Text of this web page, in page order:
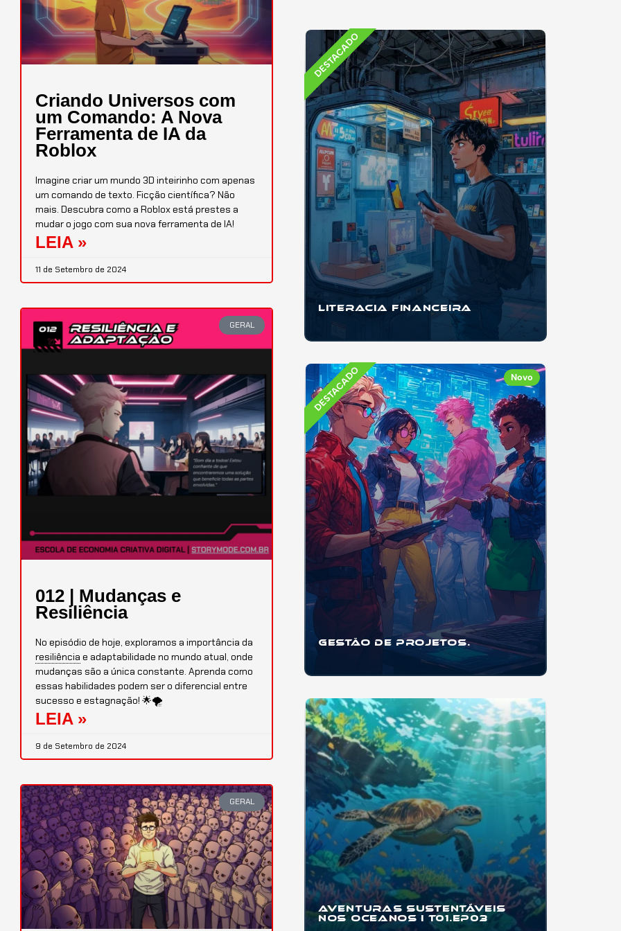
Criando Universos com
um Comando: A Nova
Ferramenta de IA da
Roblox
Imagine criar um mundo 3D inteirinho com apenas
um comando de texto. Ficção científica? Não
mais. Descubra como a Roblox está prestes a
mudar o jogo com sua nova ferramenta de IA!
LEIA »
11 de Setembro de 2024
GERAL
012 | Mudanças e
Resiliência
No episódio de hoje, exploramos a importância da
resiliência e adaptabilidade no mundo atual, onde
mudanças são a única constante. Aprenda como
essas habilidades podem ser o diferencial entre
sucesso e estagnação! 🌟🌪️
LEIA »
9 de Setembro de 2024
GERAL
DESTACADO
Literacia Financeira
Se já recebeste mesada, fizeste um trabalho
presente, e...
DESTACADO Novo
Gestão de Projetos.
Se você quer aprender a organizar projetos
startups...
Aventuras Sustentáveis
nos Oceanos I T01.EP03